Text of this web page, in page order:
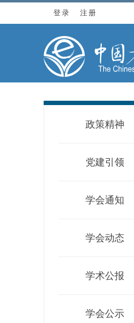
登录 注册
政策精神
党建引领
学会通知
学会动态
学术公报
学会公示